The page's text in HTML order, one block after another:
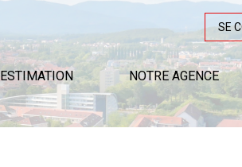
SE
ESTIMATION NOTRE AGENCE